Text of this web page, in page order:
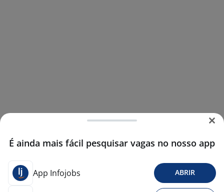
É ainda mais fácil pesquisar vagas no nosso app
App Infojobs ABRIR